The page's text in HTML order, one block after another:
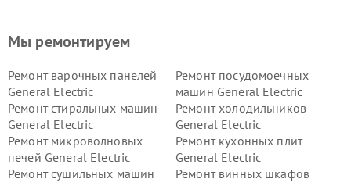
Мы ремонтируем
Ремонт варочных панелей
General Electric
Ремонт посудомоечных
машин General Electric
Ремонт стиральных машин
General Electric
Ремонт холодильников
General Electric
Ремонт микроволновых
печей General Electric
Ремонт кухонных плит
General Electric
Ремонт сушильных машин
Ремонт винных шкафов